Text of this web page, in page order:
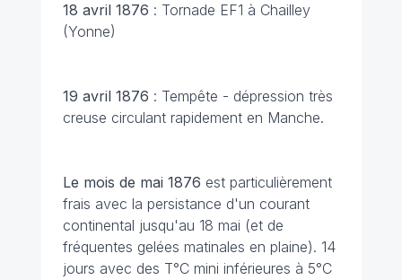
18 avril 1876 : Tornade EF1 à Chailley
(Yonne)
19 avril 1876 : Tempête - dépression très
creuse circulant rapidement en Manche.
Le mois de mai 1876 est particulièrement
frais avec la persistance d'un courant
continental jusqu'au 18 mai (et de
fréquentes gelées matinales en plaine). 14
jours avec des T°C mini inférieures à 5°C